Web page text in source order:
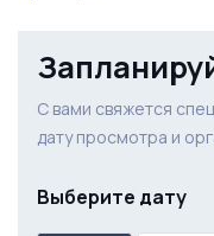
С вами свяжется
дату просмотра и
Выберите дату